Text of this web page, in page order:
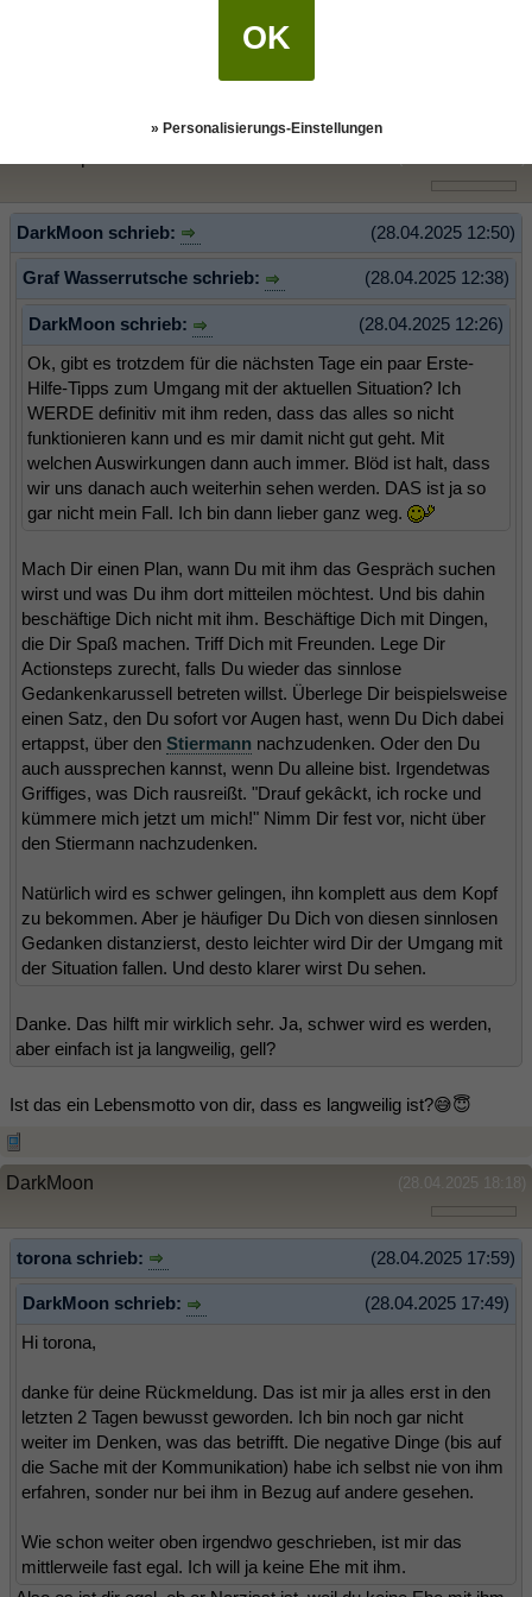
übernimmst du vielleicht selbst Verantwortung für dein Leben?
Graf W. hat es ja schon angesprochen: eigene Werte benennen.
Was willst du? Bekommst du das von dem ein oder anderen?
Konsequenzen ziehen usw.
(28.04.2025 12:50)
DarkMoon schrieb:
(28.04.2025 12:38)
Graf Wasserrutsche schrieb:
(28.04.2025 12:26)
DarkMoon schrieb:
Ok, gibt es trotzdem für die nächsten Tage ein paar Erste-
Hilfe-Tipps zum Umgang mit der aktuellen Situation? Ich
WERDE definitiv mit ihm reden, dass das alles so nicht
funktionieren kann und es mir damit nicht gut geht. Mit
welchen Auswirkungen dann auch immer. Blöd ist halt, dass
wir uns danach auch weiterhin sehen werden. DAS ist ja so
gar nicht mein Fall. Ich bin dann lieber ganz weg.
Mach Dir einen Plan, wann Du mit ihm das Gespräch suchen
wirst und was Du ihm dort mitteilen möchtest. Und bis dahin
beschäftige Dich nicht mit ihm. Beschäftige Dich mit Dingen,
die Dir Spaß machen. Triff Dich mit Freunden. Lege Dir
Actionsteps zurecht, falls Du wieder das sinnlose
Gedankenkarussell betreten willst. Überlege Dir beispielsweise
einen Satz, den Du sofort vor Augen hast, wenn Du Dich dabei
ertappst, über den Stiermann nachzudenken. Oder den Du
auch aussprechen kannst, wenn Du alleine bist. Irgendetwas
Griffiges, was Dich rausreißt. "Drauf gekâckt, ich rocke und
kümmere mich jetzt um mich!" Nimm Dir fest vor, nicht über
den Stiermann nachzudenken.
Natürlich wird es schwer gelingen, ihn komplett aus dem Kopf
zu bekommen. Aber je häufiger Du Dich von diesen sinnlosen
Gedanken distanzierst, desto leichter wird Dir der Umgang mit
der Situation fallen. Und desto klarer wirst Du sehen.
Danke. Das hilft mir wirklich sehr. Ja, schwer wird es werden,
aber einfach ist ja langweilig, gell?
Ist das ein Lebensmotto von dir, dass es langweilig ist?😅😇
(28.04.2025 18:18)
DarkMoon
(28.04.2025 17:59)
torona schrieb:
(28.04.2025 17:49)
DarkMoon schrieb:
Hi torona,
danke für deine Rückmeldung. Das ist mir ja alles erst in den
letzten 2 Tagen bewusst geworden. Ich bin noch gar nicht
weiter im Denken, was das betrifft. Die negative Dinge (bis auf
die Sache mit der Kommunikation) habe ich selbst nie von ihm
erfahren, sonder nur bei ihm in Bezug auf andere gesehen.
Wie schon weiter oben irgendwo geschrieben, ist mir das
mittlerweile fast egal. Ich will ja keine Ehe mit ihm.
OK
» Personalisierungs-Einstellungen